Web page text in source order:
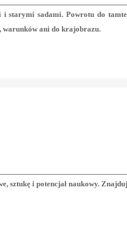
starymi sadami. Powrotu do
warunków ani do krajobrazu.
sztukę i potencjał naukowy.